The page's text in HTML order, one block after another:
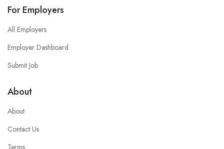
For Employers
All Employers
Employer Dashboard
Submit Job
About
About
Contact Us
Terms